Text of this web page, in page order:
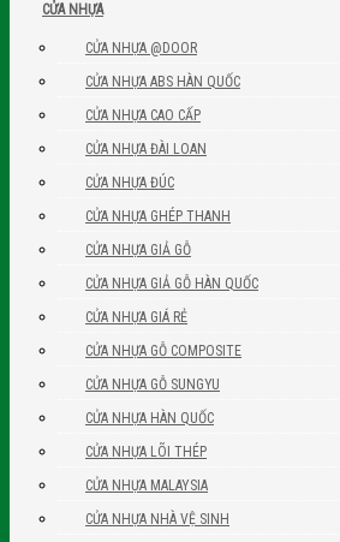
CỬA NHỰA
CỬA NHỰA @DOOR
CỬA NHỰA ABS HÀN QUỐC
CỬA NHỰA CAO CẤP
CỬA NHỰA ĐÀI LOAN
CỬA NHỰA ĐÚC
CỬA NHỰA GHÉP THANH
CỬA NHỰA GIẢ GỖ
CỬA NHỰA GIẢ GỖ HÀN QUỐC
CỬA NHỰA GIÁ RẺ
CỬA NHỰA GỖ COMPOSITE
CỬA NHỰA GỖ SUNGYU
CỬA NHỰA HÀN QUỐC
CỬA NHỰA LÕI THÉP
CỬA NHỰA MALAYSIA
CỬA NHỰA NHÀ VỆ SINH